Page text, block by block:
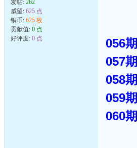
发帖: 262
威望: 625 点
铜币: 625 枚
贡献值: 0 点
好评度: 0 点 056期
057期
058期
059期
060期